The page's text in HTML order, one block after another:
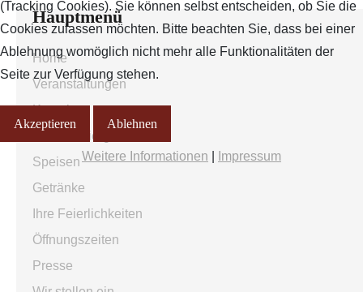
Hauptmenü
Home
Veranstaltungen
Kontakt
Lokal & Biergarten
Speisen
Getränke
Ihre Feierlichkeiten
Öffnungszeiten
Presse
(Tracking Cookies). Sie können selbst entscheiden, ob Sie die
Cookies zulassen möchten. Bitte beachten Sie, dass bei einer
Ablehnung womöglich nicht mehr alle Funktionalitäten der
Seite zur Verfügung stehen.
Akzeptieren Ablehnen
Weitere Informationen Impressum